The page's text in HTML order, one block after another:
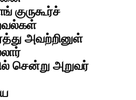
குருகூர்ச்
அவற்றினுள்
சென்று அறுவர்